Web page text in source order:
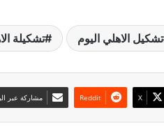
تشكيل الاهلي اليوم تشكيلة
‫X
‏Reddit مشاركة عبر